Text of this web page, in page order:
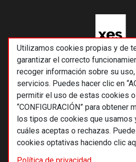
Utilizamos cookies propias y de
garantizar el correcto
recoger información sobre su
servicios. Puedes hacer clic en
permitir el uso de estas cookies
“CONFIGURACIÓN” para obtener
los tipos de cookies que usamos
cuáles aceptas o rechazas.
cookies optativas haciendo clic
© 2026 Alternativas